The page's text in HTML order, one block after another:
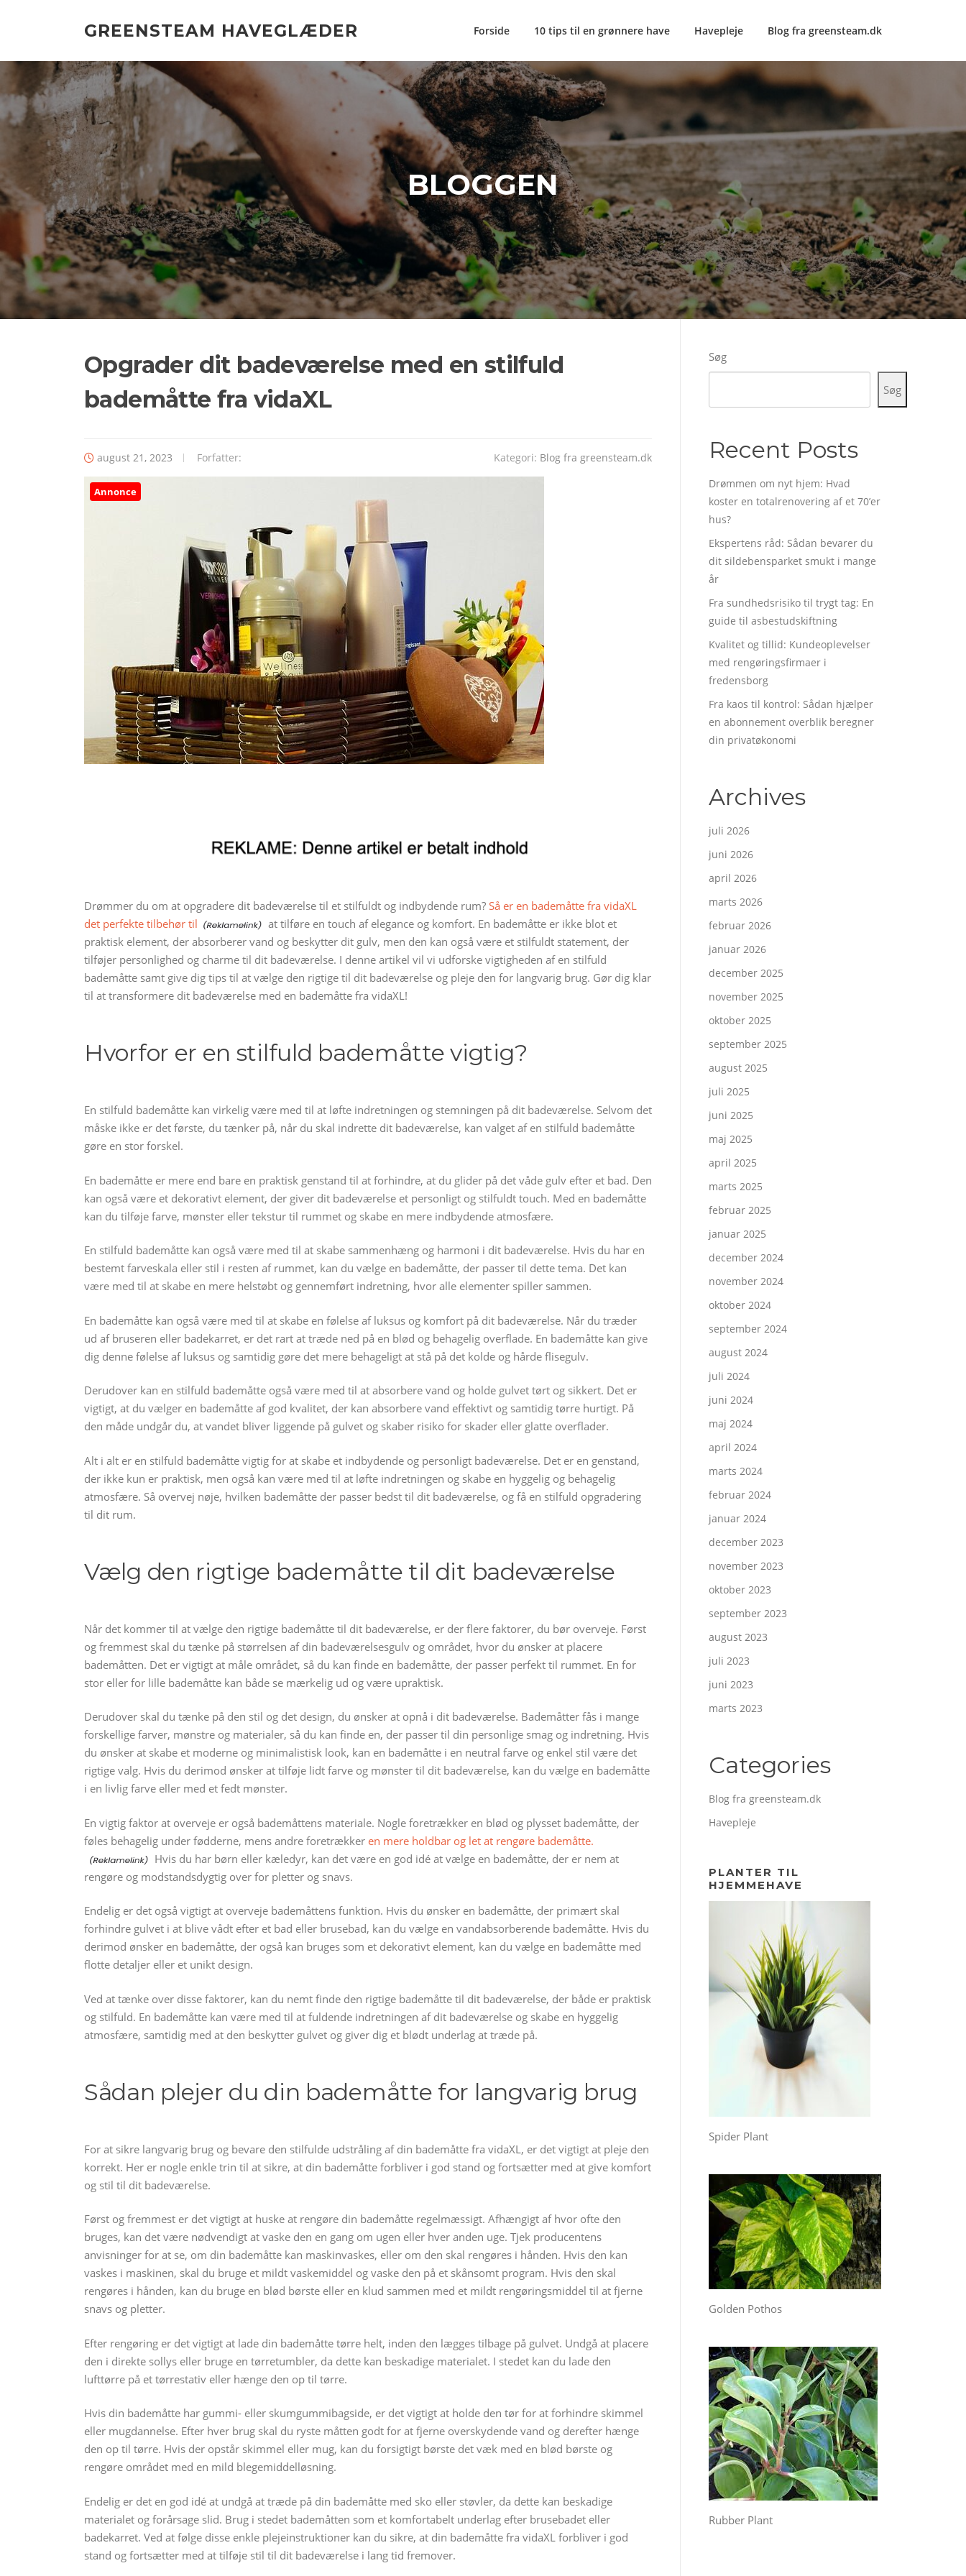
GREENSTEAM HAVEGLÆDER Forside 10 tips til en grønnere have Havepleje Blog fra greensteam.dk
BLOGGEN
Opgrader dit badeværelse med en stilfuld
bademåtte fra vidaXL
august 21, 2023 Forfatter: Kategori: Blog fra greensteam.dk
Annonce
Drømmer du om at opgradere dit badeværelse til et stilfuldt og indbydende rum? Så er en bademåtte fra vidaXL
det perfekte tilbehør til
at tilføre en touch af elegance og komfort. En bademåtte er ikke blot et
praktisk element, der absorberer vand og beskytter dit gulv, men den kan også være et stilfuldt statement, der
tilføjer personlighed og charme til dit badeværelse. I denne artikel vil vi udforske vigtigheden af en stilfuld
bademåtte samt give dig tips til at vælge den rigtige til dit badeværelse og pleje den for langvarig brug. Gør dig klar
til at transformere dit badeværelse med en bademåtte fra vidaXL!
Hvorfor er en stilfuld bademåtte vigtig?
En stilfuld bademåtte kan virkelig være med til at løfte indretningen og stemningen på dit badeværelse. Selvom det
måske ikke er det første, du tænker på, når du skal indrette dit badeværelse, kan valget af en stilfuld bademåtte
gøre en stor forskel.
En bademåtte er mere end bare en praktisk genstand til at forhindre, at du glider på det våde gulv efter et bad. Den
kan også være et dekorativt element, der giver dit badeværelse et personligt og stilfuldt touch. Med en bademåtte
kan du tilføje farve, mønster eller tekstur til rummet og skabe en mere indbydende atmosfære.
En stilfuld bademåtte kan også være med til at skabe sammenhæng og harmoni i dit badeværelse. Hvis du har en
bestemt farveskala eller stil i resten af rummet, kan du vælge en bademåtte, der passer til dette tema. Det kan
være med til at skabe en mere helstøbt og gennemført indretning, hvor alle elementer spiller sammen.
En bademåtte kan også være med til at skabe en følelse af luksus og komfort på dit badeværelse. Når du træder
ud af bruseren eller badekarret, er det rart at træde ned på en blød og behagelig overflade. En bademåtte kan give
dig denne følelse af luksus og samtidig gøre det mere behageligt at stå på det kolde og hårde flisegulv.
Derudover kan en stilfuld bademåtte også være med til at absorbere vand og holde gulvet tørt og sikkert. Det er
vigtigt, at du vælger en bademåtte af god kvalitet, der kan absorbere vand effektivt og samtidig tørre hurtigt. På
den måde undgår du, at vandet bliver liggende på gulvet og skaber risiko for skader eller glatte overflader.
Alt i alt er en stilfuld bademåtte vigtig for at skabe et indbydende og personligt badeværelse. Det er en genstand,
der ikke kun er praktisk, men også kan være med til at løfte indretningen og skabe en hyggelig og behagelig
atmosfære. Så overvej nøje, hvilken bademåtte der passer bedst til dit badeværelse, og få en stilfuld opgradering
til dit rum.
Vælg den rigtige bademåtte til dit badeværelse
Når det kommer til at vælge den rigtige bademåtte til dit badeværelse, er der flere faktorer, du bør overveje. Først
og fremmest skal du tænke på størrelsen af din badeværelsesgulv og området, hvor du ønsker at placere
bademåtten. Det er vigtigt at måle området, så du kan finde en bademåtte, der passer perfekt til rummet. En for
stor eller for lille bademåtte kan både se mærkelig ud og være upraktisk.
Derudover skal du tænke på den stil og det design, du ønsker at opnå i dit badeværelse. Bademåtter fås i mange
forskellige farver, mønstre og materialer, så du kan finde en, der passer til din personlige smag og indretning. Hvis
du ønsker at skabe et moderne og minimalistisk look, kan en bademåtte i en neutral farve og enkel stil være det
rigtige valg. Hvis du derimod ønsker at tilføje lidt farve og mønster til dit badeværelse, kan du vælge en bademåtte
i en livlig farve eller med et fedt mønster.
En vigtig faktor at overveje er også bademåttens materiale. Nogle foretrækker en blød og plysset bademåtte, der
føles behagelig under fødderne, mens andre foretrækker en mere holdbar og let at rengøre bademåtte.
Hvis du har børn eller kæledyr, kan det være en god idé at vælge en bademåtte, der er nem at
rengøre og modstandsdygtig over for pletter og snavs.
Endelig er det også vigtigt at overveje bademåttens funktion. Hvis du ønsker en bademåtte, der primært skal
forhindre gulvet i at blive vådt efter et bad eller brusebad, kan du vælge en vandabsorberende bademåtte. Hvis du
derimod ønsker en bademåtte, der også kan bruges som et dekorativt element, kan du vælge en bademåtte med
flotte detaljer eller et unikt design.
Ved at tænke over disse faktorer, kan du nemt finde den rigtige bademåtte til dit badeværelse, der både er praktisk
og stilfuld. En bademåtte kan være med til at fuldende indretningen af dit badeværelse og skabe en hyggelig
atmosfære, samtidig med at den beskytter gulvet og giver dig et blødt underlag at træde på.
Sådan plejer du din bademåtte for langvarig brug
For at sikre langvarig brug og bevare den stilfulde udstråling af din bademåtte fra vidaXL, er det vigtigt at pleje den
korrekt. Her er nogle enkle trin til at sikre, at din bademåtte forbliver i god stand og fortsætter med at give komfort
og stil til dit badeværelse.
Først og fremmest er det vigtigt at huske at rengøre din bademåtte regelmæssigt. Afhængigt af hvor ofte den
bruges, kan det være nødvendigt at vaske den en gang om ugen eller hver anden uge. Tjek producentens
anvisninger for at se, om din bademåtte kan maskinvaskes, eller om den skal rengøres i hånden. Hvis den kan
vaskes i maskinen, skal du bruge et mildt vaskemiddel og vaske den på et skånsomt program. Hvis den skal
rengøres i hånden, kan du bruge en blød børste eller en klud sammen med et mildt rengøringsmiddel til at fjerne
snavs og pletter.
Efter rengøring er det vigtigt at lade din bademåtte tørre helt, inden den lægges tilbage på gulvet. Undgå at placere
den i direkte sollys eller bruge en tørretumbler, da dette kan beskadige materialet. I stedet kan du lade den
lufttørre på et tørrestativ eller hænge den op til tørre.
Hvis din bademåtte har gummi- eller skumgummibagside, er det vigtigt at holde den tør for at forhindre skimmel
eller mugdannelse. Efter hver brug skal du ryste måtten godt for at fjerne overskydende vand og derefter hænge
den op til tørre. Hvis der opstår skimmel eller mug, kan du forsigtigt børste det væk med en blød børste og
rengøre området med en mild blegemiddelløsning.
Endelig er det en god idé at undgå at træde på din bademåtte med sko eller støvler, da dette kan beskadige
materialet og forårsage slid. Brug i stedet bademåtten som et komfortabelt underlag efter brusebadet eller
badekarret. Ved at følge disse enkle plejeinstruktioner kan du sikre, at din bademåtte fra vidaXL forbliver i god
stand og fortsætter med at tilføje stil til dit badeværelse i lang tid fremover.
Søg
Søg
Recent Posts
Drømmen om nyt hjem: Hvad
koster en totalrenovering af et 70’er
hus?
Ekspertens råd: Sådan bevarer du
dit sildebensparket smukt i mange
år
Fra sundhedsrisiko til trygt tag: En
guide til asbestudskiftning
Kvalitet og tillid: Kundeoplevelser
med rengøringsfirmaer i
fredensborg
Fra kaos til kontrol: Sådan hjælper
en abonnement overblik beregner
din privatøkonomi
Archives
juli 2026
juni 2026
april 2026
marts 2026
februar 2026
januar 2026
december 2025
november 2025
oktober 2025
september 2025
august 2025
juli 2025
juni 2025
maj 2025
april 2025
marts 2025
februar 2025
januar 2025
december 2024
november 2024
oktober 2024
september 2024
august 2024
juli 2024
juni 2024
maj 2024
april 2024
marts 2024
februar 2024
januar 2024
december 2023
november 2023
oktober 2023
september 2023
august 2023
juli 2023
juni 2023
marts 2023
Categories
Blog fra greensteam.dk
Havepleje
PLANTER TIL
HJEMMEHAVE
Spider Plant
Golden Pothos
Rubber Plant